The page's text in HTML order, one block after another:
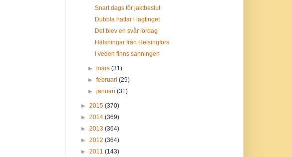
Snart dags för jaktbeslut
Dubbla hattar i lagtinget
Det blev en svår lördag
Hälsningar från Helsingfors
I veden finns sanningen
► mars (31)
► februari (29)
► januari (31)
► 2015 (370)
► 2014 (369)
► 2013 (364)
► 2012 (364)
► 2011 (143)